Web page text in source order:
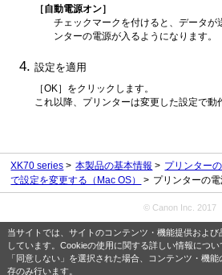
当サイトでは、サイトのコンテンツ・機能提供およ
しています。Cookieの使用に関する詳しい情報につい
「同意しない」を選択された場合、コンテンツ・機
存のみ行います。
［自動電源オン］
チェックマークを付けると、データが
ンターの電源が入るようになります。
設定を適用
［OK］ をクリックします。
これ以降、プリンターは変更した設定で動
XK70 series 本製品の基本情報 プリンター
で設定を変更する（Mac OS）
プリンターの
© Canon Inc. 2017